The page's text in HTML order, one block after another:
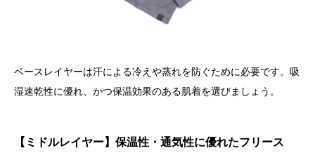
ベースレイヤーは汗による冷えや蒸れを防ぐために必要です。吸
湿速乾性に優れ、かつ保温効果のある肌着を選びましょう。
【ミドルレイヤー】保温性・通気性に優れたフリース